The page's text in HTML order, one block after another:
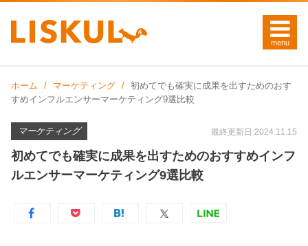
ホーム マーケティング
初めてでも確実に成果を出すためのおす
すめインフルエンサーマーケティング9選比較
マーケティング 最終更新日:2024.11.15
初めてでも確実に成果を出すためのおすすめインフ
ルエンサーマーケティング9選比較